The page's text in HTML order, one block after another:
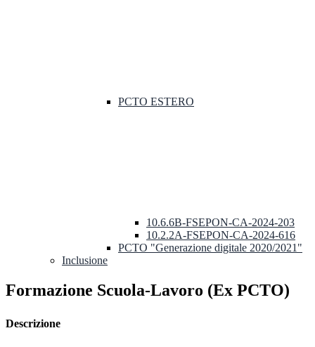
PCTO ESTERO
10.6.6B-FSEPON-CA-2024-203
10.2.2A-FSEPON-CA-2024-616
PCTO "Generazione digitale 2020/2021"
Inclusione
Formazione Scuola-Lavoro (Ex PCTO)
Descrizione